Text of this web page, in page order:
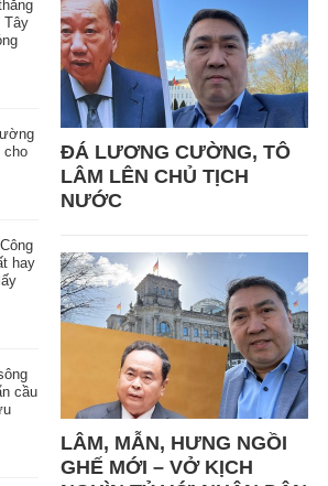
Tây
cho
hay
cầu
ĐÁ LƯƠNG CƯỜNG, TÔ
LÂM LÊN CHỦ TỊCH
NƯỚC
LÂM, MẪN, HƯNG NGỒI
GHẾ MỚI – VỞ KỊCH